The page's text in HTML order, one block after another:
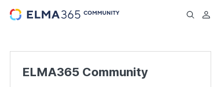
...
ELMA365 Community